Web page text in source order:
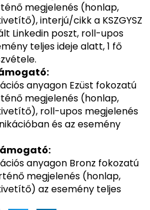
megjelenés (honlap,
interjú/cikk a KSZGYSZ
Linkedin poszt, roll-upos
teljes ideje alatt, 1 fő
anyagon Ezüst fokozatú
megjelenés (honlap,
roll-upos megjelenés
és az esemény
anyagon Bronz fokozatú
megjelenés (honlap,
az esemény teljes